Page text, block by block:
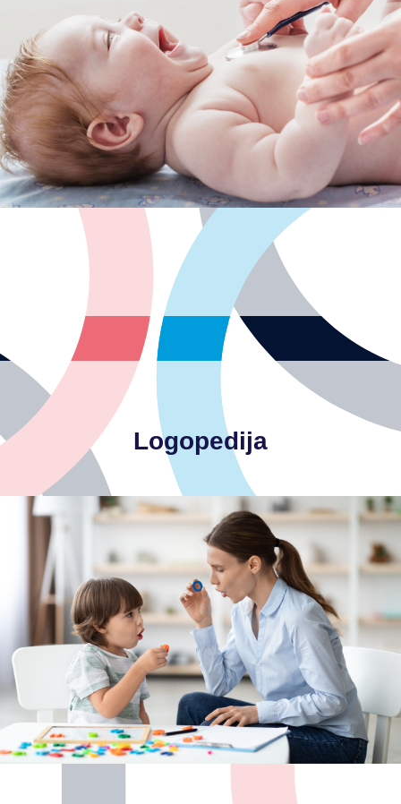
Opći pedijatriski pregled:
-prvi pregled, dijagnoza i liječenje bolesnog djeteta
-kontrolni pregled
-sistematski pregled zdravog djeteta
-cijepljenje i docjepljivanje
Logopedija
-izostanak prvih socijalnih kontakata kod malog djeteta
(pogled, osmijeh, brbljanje)
-ponavljajući obrasci ponašanja
-kašnjenje u jezično - govornom razvoju
-usporen jezično govorni razvoj
-komunikacijski poremećaji
-poteškoće u proizvodnji i razumijevanju jezika
-poteškoće u izgovoru glasova
-poteškoće usvajanja predčitalačkih i predmatematičkih
vještina
-poteškoće čitanja i pisanja
-poteškoće u računanju
-poteškoće slušanja
-promuklost